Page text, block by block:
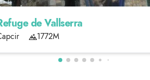
de Vallserra
1772M